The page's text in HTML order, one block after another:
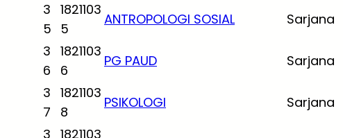
3
5
1821103
5
ANTROPOLOGI SOSIAL Sarjana
3
6
1821103
6
PG PAUD Sarjana
3
7
1821103
8
PSIKOLOGI Sarjana
3 1821103